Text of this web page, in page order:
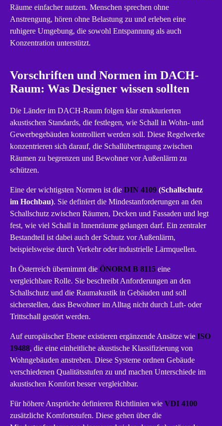
Räume einfacher nutzen. Menschen sprechen ohne
Anstrengung, hören ohne Belastung zu und erleben eine
ruhigere Umgebung, die sowohl Entspannung als auch
Konzentration unterstützt.
Vorschriften und Normen im DACH-
Raum: Was Designer wissen sollten
Die Länder im DACH-Raum folgen klar strukturierten
akustischen Standards, die festlegen, wie Schall in Wohn- und
Gewerbegebäuden kontrolliert werden soll. Diese Regelwerke
konzentrieren sich darauf, die Schallübertragung zwischen
Räumen zu begrenzen und Bewohner vor Außenlärm zu
schützen.
Eine der wichtigsten Normen ist die DIN 4109 (Schallschutz
im Hochbau). Sie definiert die Mindestanforderungen an den
Schallschutz zwischen Räumen, Decken und Fassaden und legt
fest, wie viel Schall in Innenräume gelangen darf. Ein zentraler
Bestandteil ist dabei auch der Schutz vor Außenlärm,
beispielsweise durch Verkehr oder industrielle Lärmquellen.
In Österreich übernimmt die ÖNORM B 8115 eine
vergleichbare Rolle. Sie beschreibt Anforderungen an den
Schallschutz und die Raumakustik in Gebäuden und soll
sicherstellen, dass Bewohner im Alltag nicht durch Luft- oder
Trittschall gestört werden.
Auf europäischer Ebene existieren ergänzende Ansätze wie ISO
19488, die eine einheitliche akustische Klassifizierung von
Wohngebäuden anstreben. Diese Systeme ordnen Gebäude
verschiedenen Qualitätsstufen zu und machen Unterschiede im
akustischen Komfort besser vergleichbar.
Für höhere Ansprüche definieren Richtlinien wie VDI 4100
zusätzliche Komfortstufen. Diese gehen über die